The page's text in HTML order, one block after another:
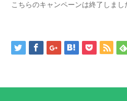
こちらのキャンペーンは終了しまし